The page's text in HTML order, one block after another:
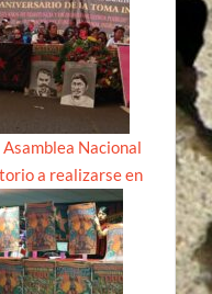
Nacional
a realizarse en